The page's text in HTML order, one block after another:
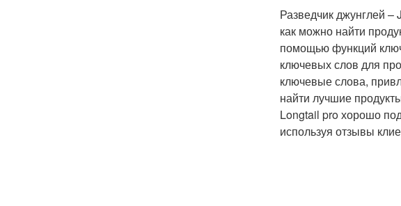
Разведчик джунглей –
как можно найти
помощью функций
ключевых слов для
ключевые слова,
найти лучшие
Longtail pro хорошо
используя отзывы